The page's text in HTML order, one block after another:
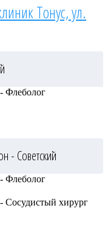
Тонус, ул.
Флеболог
- Советский
Флеболог
Сосудистый хирург